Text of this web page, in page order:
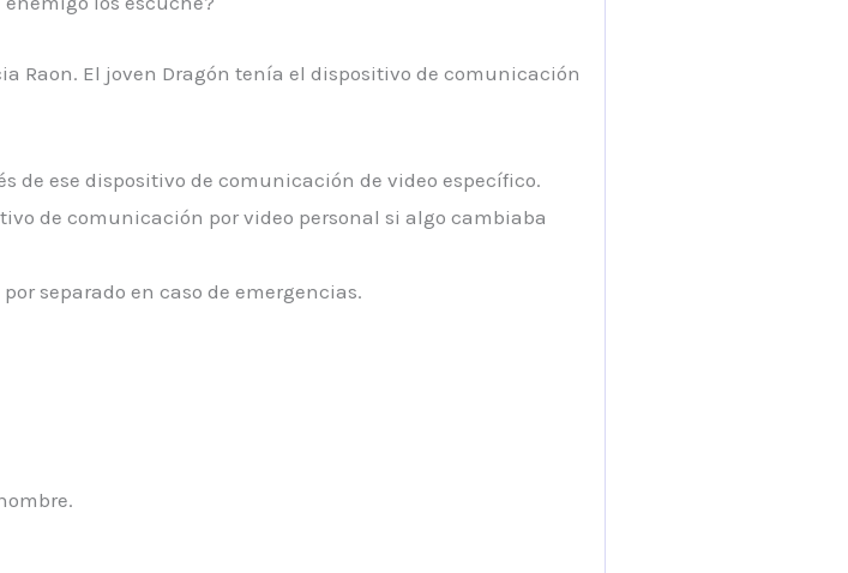
Raon. El joven Dragón tenía el dispositivo de comunicación
de ese dispositivo de comunicación de video específico.
de comunicación por video personal si algo cambiaba
separado en caso de emergencias.